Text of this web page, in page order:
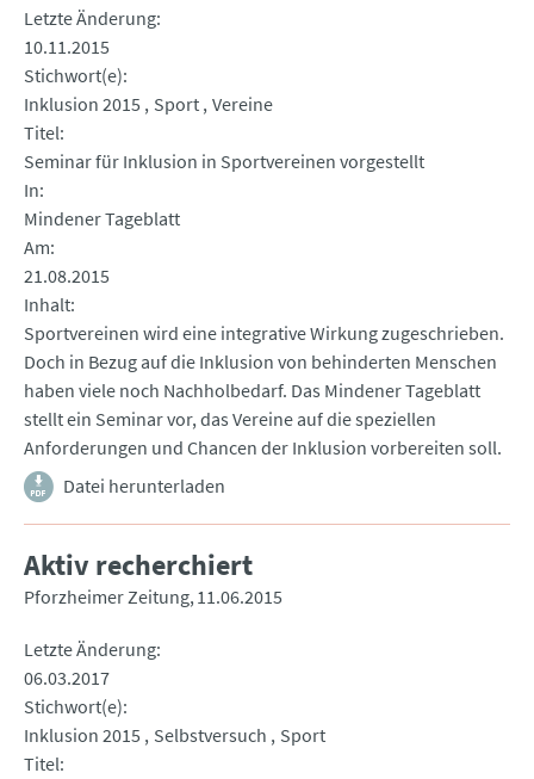
Letzte Änderung
10.11.2015
Stichwort(e)
Inklusion 2015
Sport Vereine
Titel
Seminar für Inklusion in Sportvereinen vorgestellt
In
Mindener Tageblatt
Am
21.08.2015
Inhalt
Sportvereinen wird eine integrative Wirkung zugeschrieben.
Doch in Bezug auf die Inklusion von behinderten Menschen
haben viele noch Nachholbedarf. Das Mindener Tageblatt
stellt ein Seminar vor, das Vereine auf die speziellen
Anforderungen und Chancen der Inklusion vorbereiten soll.
Datei herunterladen
Aktiv recherchiert
Pforzheimer Zeitung 11.06.2015
Letzte Änderung
06.03.2017
Stichwort(e)
Inklusion 2015
Selbstversuch
Sport
Titel